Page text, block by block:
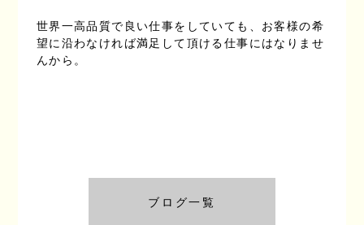
世界一高品質で良い仕事をしていても、お客様の希
望に沿わなければ満足して頂ける仕事にはなりませ
んから。
ブログ一覧